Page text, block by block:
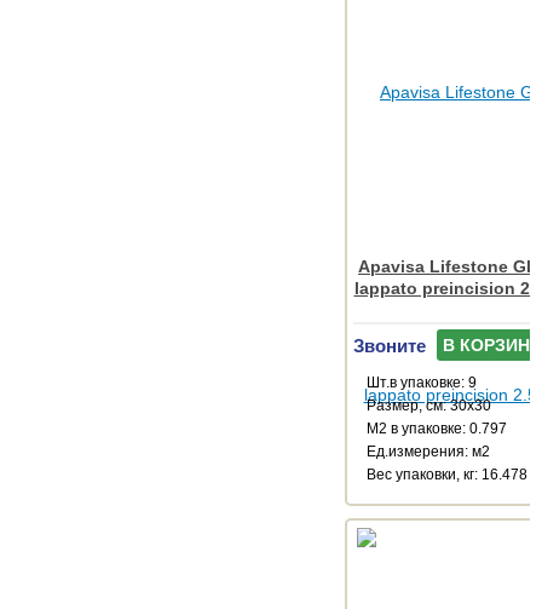
Apavisa Lifestone
lappato preincision
Звоните В КОРЗИНУ
Шт.в упаковке: 9
Размер, см: 30x30
М2 в упаковке: 0.797
Ед.измерения: м2
Веc упаковки, кг: 16.478